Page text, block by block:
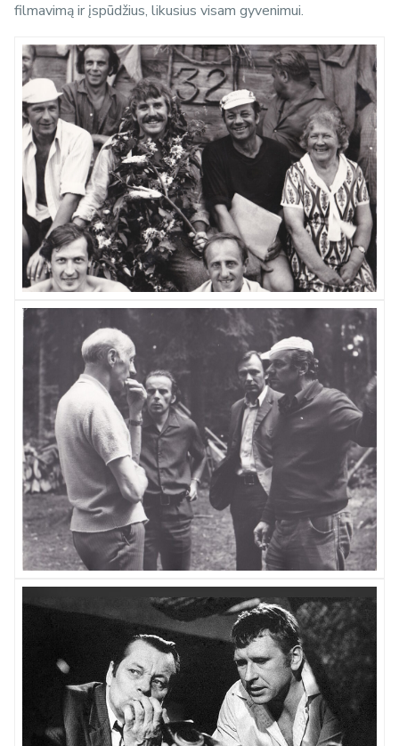
filmavimą ir įspūdžius, likusius visam gyvenimui.